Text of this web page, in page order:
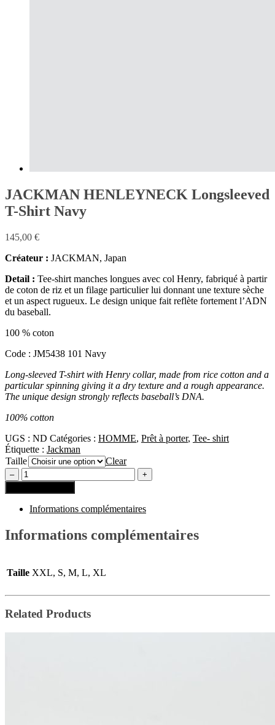
JACKMAN HENLEYNECK Longsleeved
T-Shirt Navy
145,00 €
Créateur : JACKMAN, Japan
Detail : Tee-shirt manches longues avec col Henry, fabriqué à partir
de coton de riz et un filage particulier lui donnant une texture sèche
et un aspect rugueux. Le design unique fait reflète fortement l’ADN
du baseball.
100 % coton
Code : JM5438 101 Navy
Long-sleeved T-shirt with Henry collar, made from rice cotton and a
particular spinning giving it a dry texture and a rough appearance.
The unique design strongly reflects baseball’s DNA.
100% cotton
UGS : ND Catégories : HOMME, Prêt à porter, Tee- shirt
Étiquette : Jackman
Taille
Clear
Informations complémentaires
Informations complémentaires
Taille XXL, S, M, L, XL
Related Products